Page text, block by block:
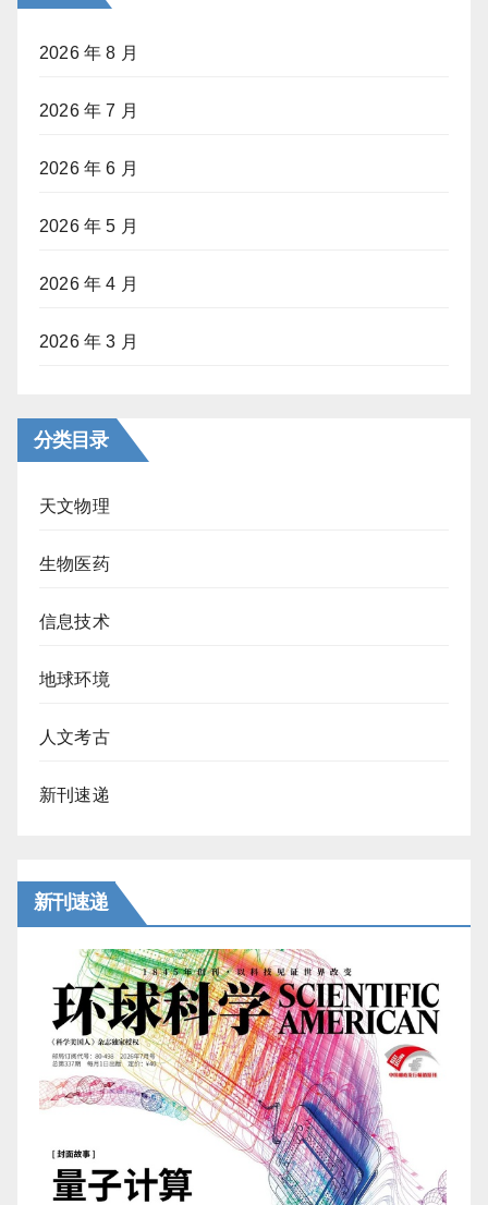
2026 年 8 月
2026 年 7 月
2026 年 6 月
2026 年 5 月
2026 年 4 月
2026 年 3 月
分类目录
天文物理
生物医药
信息技术
地球环境
人文考古
新刊速递
新刊速递